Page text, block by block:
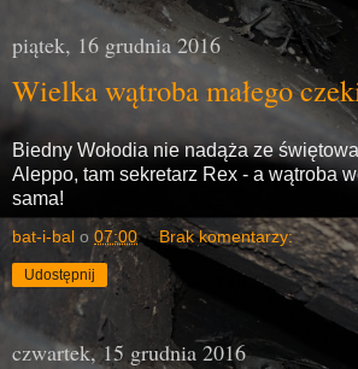
piątek, 16 grudnia 2016
Wielka wątroba małego
Biedny Wołodia nie nadąża ze
Aleppo, tam sekretarz Rex - a wątroba
sama!
bat-i-bal o 07:00 Brak komentarzy:
Udostępnij
czwartek, 15 grudnia 2016